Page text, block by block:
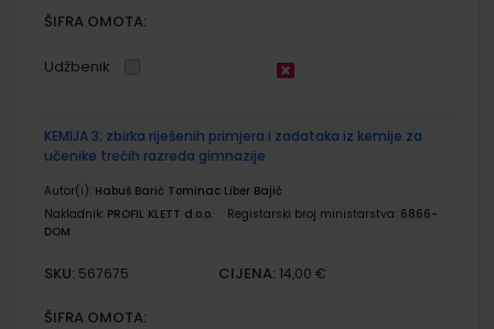
ŠIFRA OMOTA:
Udžbenik
KEMIJA 3; zbirka riješenih primjera i zadataka iz kemije za
učenike trećih razreda gimnazije
Autor(i): Habuš Barić Tominac Liber Bajić
Nakladnik: PROFIL KLETT d.o.o. Registarski broj ministarstva: 6866-
DOM
SKU: 567675 CIJENA: 14,00 €
ŠIFRA OMOTA: